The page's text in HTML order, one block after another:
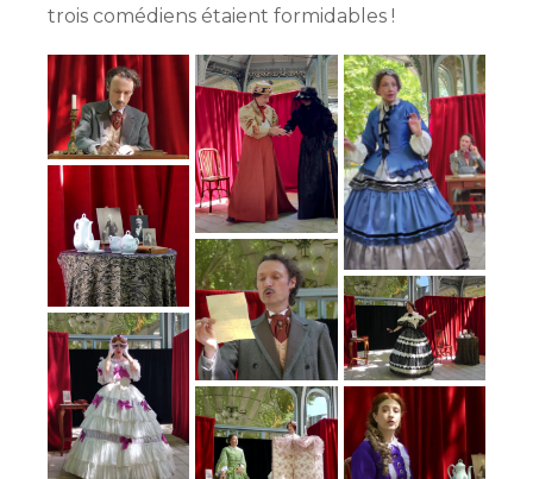
trois comédiens étaient formidables !